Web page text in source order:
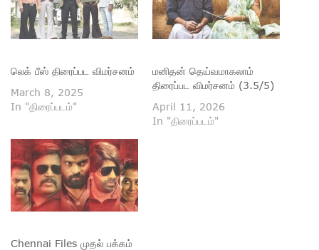
லெக் பீஸ் திரைப்பட விமர்சனம்
March 8, 2025
In "திரைப்படம்"
மனிதன் தெய்வமாகலாம்
திரைப்பட விமர்சனம் (3.5/5)
April 11, 2026
In "திரைப்படம்"
Chennai Files முதல் பக்கம்